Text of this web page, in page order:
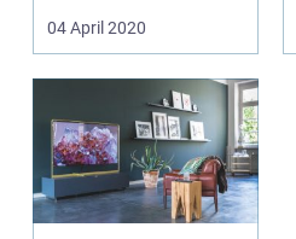
nicht gibt. Sextoys...
04 April 2020